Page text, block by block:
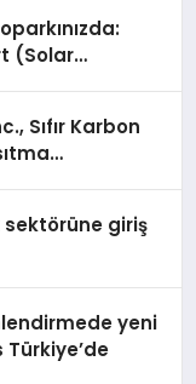
(Solar
Sıfır Karbon
sektörüne giriş
yeni